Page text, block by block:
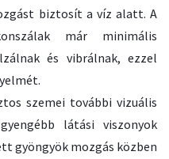
biztosít a víz alatt. A
már minimális
és vibrálnak, ezzel
szemei további vizuális
látási viszonyok
gyöngyök mozgás közben